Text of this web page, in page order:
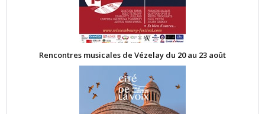
Rencontres musicales de Vézelay du 20 au 23 août